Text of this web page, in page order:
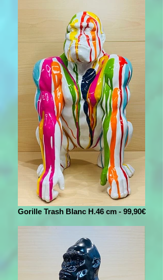
Gorille Trash Blanc H.46 cm - 99,90€